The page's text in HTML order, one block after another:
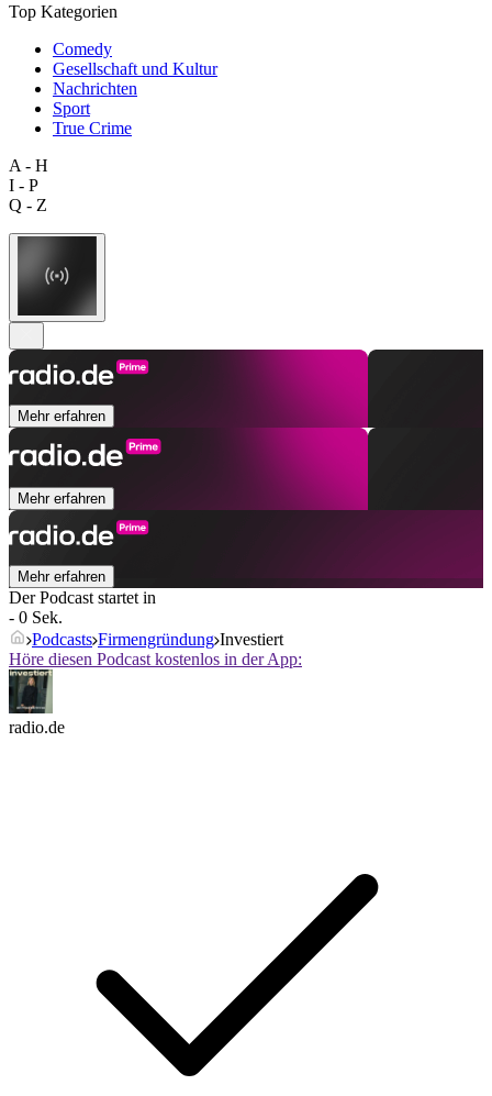
Top Kategorien
Comedy
Gesellschaft und Kultur
Nachrichten
Sport
True Crime
A - H
I - P
Q - Z
Mehr erfahren
Mehr erfahren
Mehr erfahren
Der Podcast startet in
- 0 Sek.
Podcasts Firmengründung Investiert
Höre diesen Podcast kostenlos in der App:
radio.de